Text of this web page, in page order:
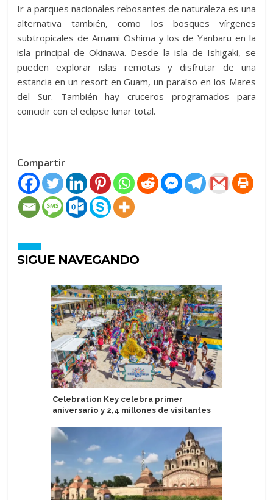
Ir a parques nacionales rebosantes de naturaleza es una
alternativa también, como los bosques vírgenes
subtropicales de Amami Oshima y los de Yanbaru en la
isla principal de Okinawa. Desde la isla de Ishigaki, se
pueden explorar islas remotas y disfrutar de una
estancia en un resort en Guam, un paraíso en los Mares
del Sur. También hay cruceros programados para
coincidir con el eclipse lunar total.
Compartir
SIGUE NAVEGANDO
Celebration Key celebra primer
aniversario y 2,4 millones de visitantes